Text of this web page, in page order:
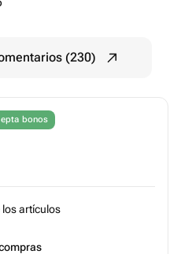
(230)
bonos
los artículos